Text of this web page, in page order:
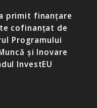
primit finanțare
cofinanțat de
Programului
și Inovare
InvestEU